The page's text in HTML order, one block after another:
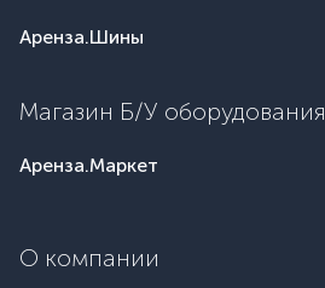
Аренза.Шины
Магазин Б/У оборудования
Аренза.Маркет
О компании